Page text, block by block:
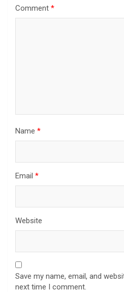
Comment *
Name *
Email *
Website
Save my name, email, and
next time I comment.